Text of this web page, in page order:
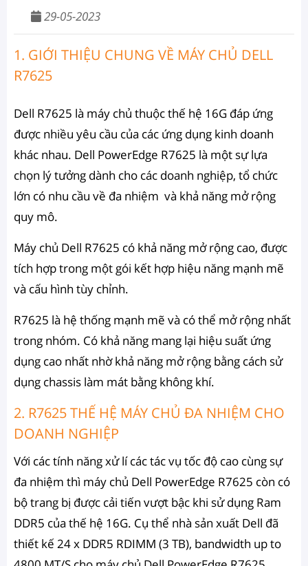
29-05-2023
1. GIỚI THIỆU CHUNG VỀ MÁY CHỦ DELL
R7625
Dell R7625 là máy chủ thuộc thế hệ 16G đáp ứng
được nhiều yêu cầu của các ứng dụng kinh doanh
khác nhau. Dell PowerEdge R7625 là một sự lựa
chọn lý tưởng dành cho các doanh nghiệp, tổ chức
lớn có nhu cầu về đa nhiệm và khả năng mở rộng
quy mô.
Máy chủ Dell R7625 có khả năng mở rộng cao, được
tích hợp trong một gói kết hợp hiệu năng mạnh mẽ
và cấu hình tùy chỉnh.
R7625 là hệ thống mạnh mẽ và có thể mở rộng nhất
trong nhóm. Có khả năng mang lại hiệu suất ứng
dụng cao nhất nhờ khả năng mở rộng bằng cách sử
dụng chassis làm mát bằng không khí.
2. R7625 THẾ HỆ MÁY CHỦ ĐA NHIỆM CHO
DOANH NGHIỆP
Với các tính năng xử lí các tác vụ tốc độ cao cùng sự
đa nhiệm thì máy chủ Dell PowerEdge R7625 còn có
bộ trang bị được cải tiến vượt bậc khi sử dụng Ram
DDR5 của thế hệ 16G. Cụ thể nhà sản xuất Dell đã
thiết kế 24 x DDR5 RDIMM (3 TB), bandwidth up to